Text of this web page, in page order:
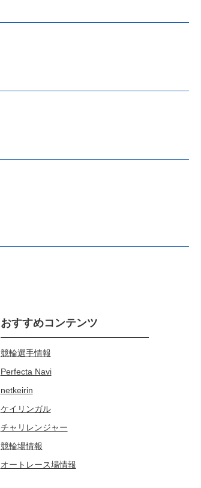
おすすめコンテンツ
競輪選手情報
Perfecta Navi
netkeirin
ケイリンガル
チャリレンジャー
競輪場情報
オートレース場情報